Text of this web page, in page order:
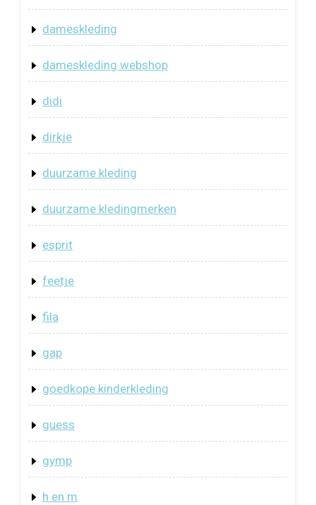
dameskleding
dameskleding webshop
didi
dirkje
duurzame kleding
duurzame kledingmerken
esprit
feetje
fila
gap
goedkope kinderkleding
guess
gymp
h en m